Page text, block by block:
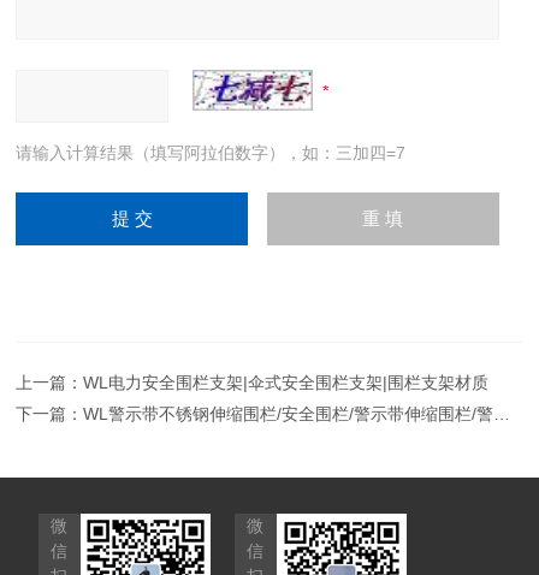
请输入计算结果（填写阿拉伯数字），如：三加四=7
上一篇：WL电力安全围栏支架|伞式安全围栏支架|围栏支架材质
下一篇：WL警示带不锈钢伸缩围栏/安全围栏/警示带伸缩围栏/警示带安全围栏/警示带围栏
微
信
微
信